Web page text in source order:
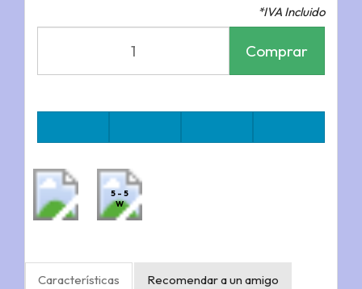
*IVA Incluido
Comprar
5 - 5
W
Características Recomendar a un amigo